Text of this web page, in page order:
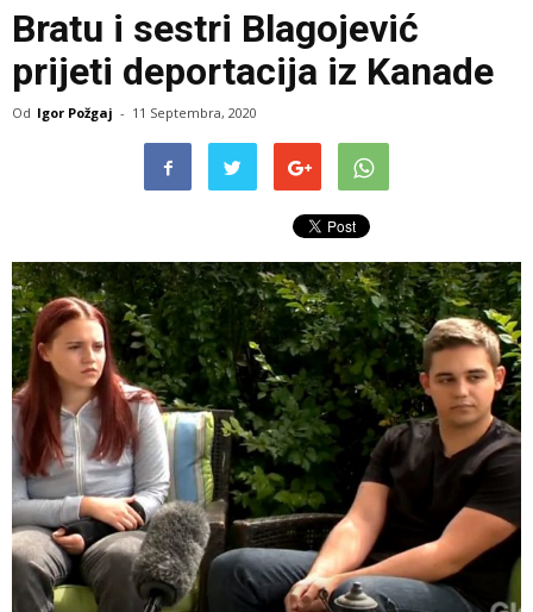
Bratu i sestri Blagojević
prijeti deportacija iz Kanade
Od Igor Požgaj - 11 Septembra, 2020